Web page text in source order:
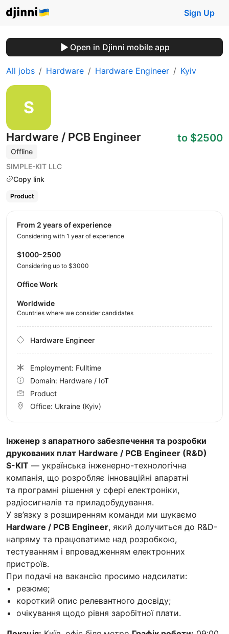
Sign Up
Open in Djinni mobile app
All jobs Hardware Hardware Engineer Kyiv
Hardware / PCB Engineer
Offline
SIMPLE-KIT LLC
Copy link
to $2500
Product
Інженер з апаратного забезпечення та розробки
друкованих плат Hardware / PCB Engineer (R&D)
S-KIT — українська інженерно-технологічна
компанія, що розробляє інноваційні апаратні
та програмні рішення у сфері електроніки,
радіосигналів та приладобудування.
У зв’язку з розширенням команди ми шукаємо
Hardware / PCB Engineer, який долучиться до R&D-
напряму та працюватиме над розробкою,
тестуванням і впровадженням електронних
пристроїв.
При подачі на вакансію просимо надсилати:
резюме;
короткий опис релевантного досвіду;
очікування щодо рівня заробітної плати.
from 2 years of experience
Considering with 1 year of experience
$1000-2500
Considering up to $3000
Office Work
Worldwide
Countries where we consider candidates
Hardware Engineer
Employment: Fulltime
Domain: Hardware / IoT
Product
Office: Ukraine (Kyiv)